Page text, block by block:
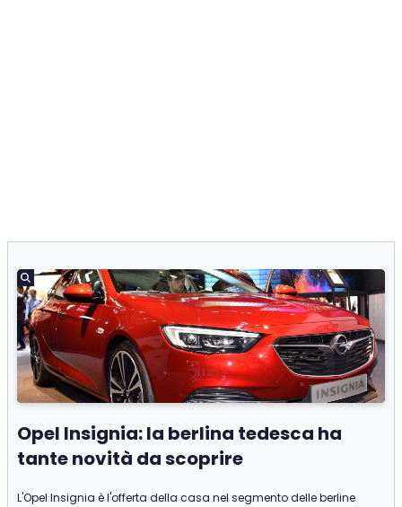
Opel Insignia: la berlina tedesca ha
tante novità da scoprire
L'Opel Insignia è l'offerta della casa nel segmento delle berline